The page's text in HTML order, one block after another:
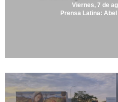
Viernes, 7 de
Prensa Latina: